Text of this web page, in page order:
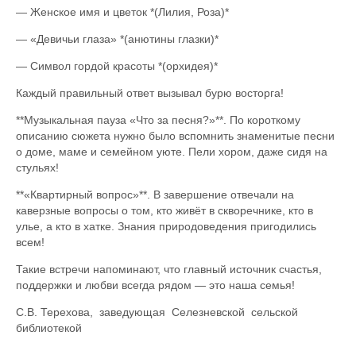
— Женское имя и цветок *(Лилия, Роза)*
— «Девичьи глаза» *(анютины глазки)*
— Символ гордой красоты *(орхидея)*
Каждый правильный ответ вызывал бурю восторга!
**Музыкальная пауза «Что за песня?»**. По короткому
описанию сюжета нужно было вспомнить знаменитые песни
о доме, маме и семейном уюте. Пели хором, даже сидя на
стульях!
**«Квартирный вопрос»**. В завершение отвечали на
каверзные вопросы о том, кто живёт в скворечнике, кто в
улье, а кто в хатке. Знания природоведения пригодились
всем!
Такие встречи напоминают, что главный источник счастья,
поддержки и любви всегда рядом — это наша семья!
С.В. Терехова, заведующая Селезневской сельской
библиотекой